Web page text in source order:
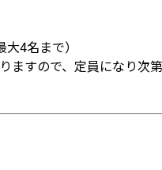
4名まで）
すので、定員になり次第